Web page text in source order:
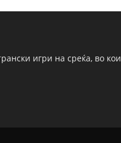
игри на среќа, во кои